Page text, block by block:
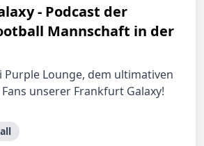
- Podcast der
Mannschaft in der
Purple Lounge, dem ultimativen
unserer Frankfurt Galaxy!